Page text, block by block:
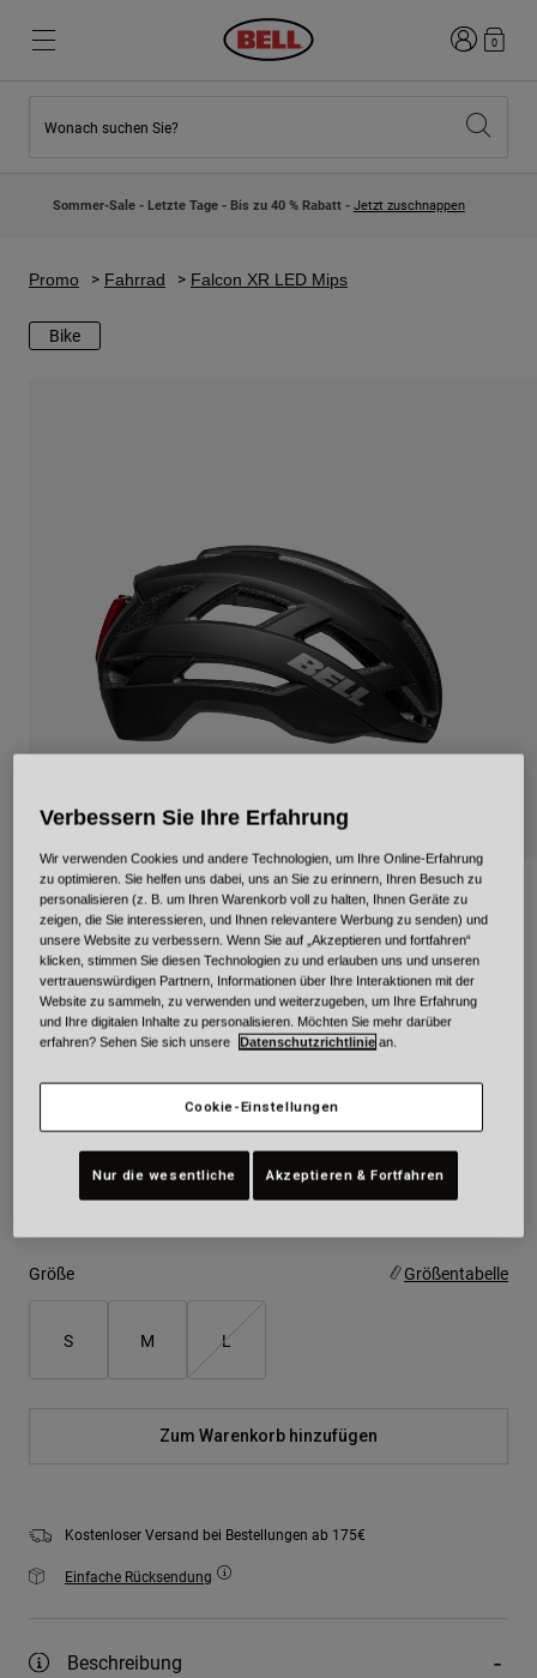
Neuzugänge
Kinder Motocrosshelme
Entdecken Moto
Adventure
Retro
Ersatzteile
Neuzugänge
Lifestyle
Urban
BMX
Ersatzteile
Alle Artikel anzeigen
Anmelden
0
Wonach suchen Sie?
Sommer-Sale - Letzte Tage - Bis zu 40 % Rabatt - Jetzt zuschnappen
Promo Fahrrad Falcon XR LED Mips
Bike
Falcon XR LED Mips
Artikelnr.34305
Price reduced from
149,95 €to104,96 € 30% OFF
Mattes Schwarz
Größe Größentabelle
S M L
Zum Warenkorb hinzufügen
Kostenloser Versand bei Bestellungen ab 175€
Einfache Rücksendung
Beschreibung
Verbessern Sie Ihre Erfahrung
Wir verwenden Cookies und andere Technologien, um Ihre Online-Erfahrung
zu optimieren. Sie helfen uns dabei, uns an Sie zu erinnern, Ihren Besuch zu
personalisieren (z. B. um Ihren Warenkorb voll zu halten, Ihnen Geräte zu
zeigen, die Sie interessieren, und Ihnen relevantere Werbung zu senden) und
unsere Website zu verbessern. Wenn Sie auf „Akzeptieren und fortfahren“
klicken, stimmen Sie diesen Technologien zu und erlauben uns und unseren
vertrauenswürdigen Partnern, Informationen über Ihre Interaktionen mit der
Website zu sammeln, zu verwenden und weiterzugeben, um Ihre Erfahrung
und Ihre digitalen Inhalte zu personalisieren. Möchten Sie mehr darüber
erfahren? Sehen Sie sich unsere
Datenschutzrichtlinie an.
Cookie-Einstellungen
Nur die wesentliche Akzeptieren & Fortfahren